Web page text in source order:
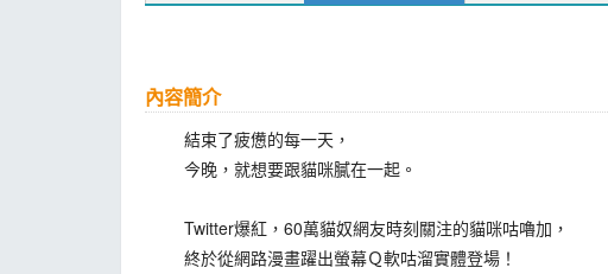
內容簡介
結束了疲憊的每一天，
今晚，就想要跟貓咪膩在一起。
Twitter爆紅，60萬貓奴網友時刻關注的貓咪咕嚕加，
終於從網路漫畫躍出螢幕Ｑ軟咕溜實體登場！